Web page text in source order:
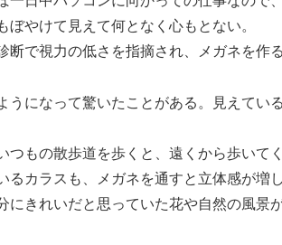
ぼやけて見えて何となく心もとない。
で視力の低さを指摘され、メガネを作
になって驚いたことがある。見えてい
もの散歩道を歩くと、遠くから歩いて
るカラスも、メガネを通すと立体感が増
にきれいだと思っていた花や自然の風景